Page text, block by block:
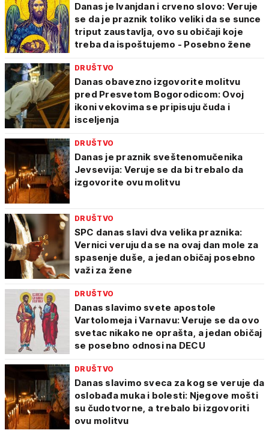
Danas je Ivanjdan i crveno slovo: Veruje
se da je praznik toliko veliki da se sunce
triput zaustavlja, ovo su običaji koje
treba da ispoštujemo - Posebno žene
DRUŠTVO
Danas obavezno izgovorite molitvu
pred Presvetom Bogorodicom: Ovoj
ikoni vekovima se pripisuju čuda i
isceljenja
DRUŠTVO
Danas je praznik sveštenomučenika
Jevsevija: Veruje se da bi trebalo da
izgovorite ovu molitvu
DRUŠTVO
SPC danas slavi dva velika praznika:
Vernici veruju da se na ovaj dan mole za
spasenje duše, a jedan običaj posebno
važi za žene
DRUŠTVO
Danas slavimo svete apostole
Vartolomeja i Varnavu: Veruje se da ovo
svetac nikako ne oprašta, a jedan običaj
se posebno odnosi na DECU
DRUŠTVO
Danas slavimo sveca za kog se veruje da
oslobađa muka i bolesti: Njegove mošti
su čudotvorne, a trebalo bi izgovoriti
ovu molitvu